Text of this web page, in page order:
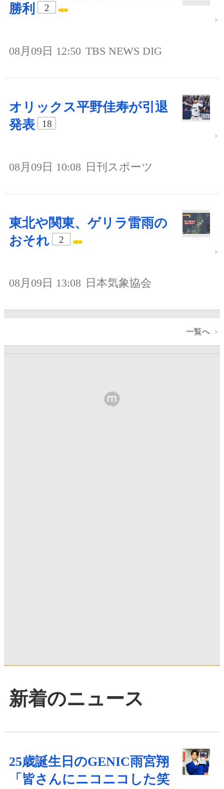
勝利
2
08月09日 12:50 TBS NEWS DIG
オリックス平野佳寿が引退
発表
18
08月09日 10:08 日刊スポーツ
東北や関東、ゲリラ雷雨の
おそれ
2
08月09日 13:08 日本気象協会
一覧へ
新着のニュース
25歳誕生日のGENIC雨宮翔
「皆さんにニコニコした笑